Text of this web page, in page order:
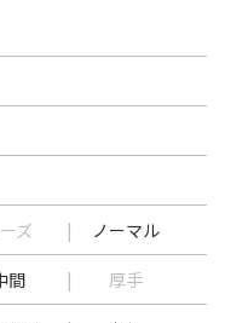
ズ ノーマル
間 厚手